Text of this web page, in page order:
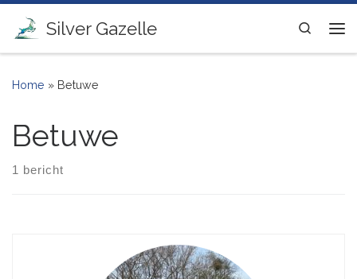
Ga naar inhoud
Silver Gazelle
Search
Home » Betuwe
Betuwe
1 bericht